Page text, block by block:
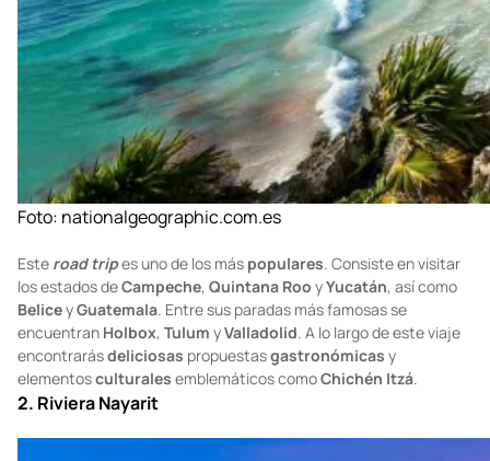
Foto:nationalgeographic.com.es
Esteroad tripes uno de los máspopulares. Consiste en visitar
los estados deCampeche,Quintana RooyYucatán , así como
BeliceyGuatemala. Entre sus paradas más famosas se
encuentranHolbox,
emblemáticos como